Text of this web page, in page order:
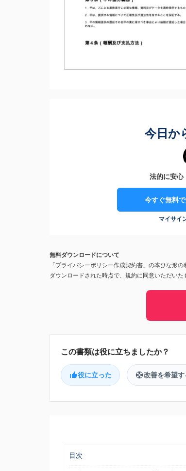
今日か
法的に安心
今すぐ無料
マイサイ
無料ダウンロードについて
「プライバシーポリシー作成契約書」の本ひな形
ダウンロードされた時点で、規約に同意いただいた
役に立った 改善を希望す
目次